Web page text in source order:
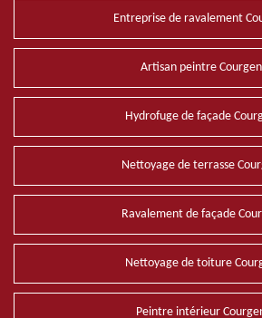
Entreprise de ravalement
Artisan peintre
Hydrofuge de façade
Nettoyage de terrasse
Ravalement de façade
Nettoyage de toiture
Peintre intérieur